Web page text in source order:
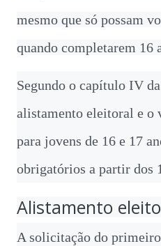
mesmo que só possam
quando completarem 16
Segundo o capítulo IV
alistamento eleitoral e o
para jovens de 16 e 17
obrigatórios a partir dos
Alistamento
A solicitação do